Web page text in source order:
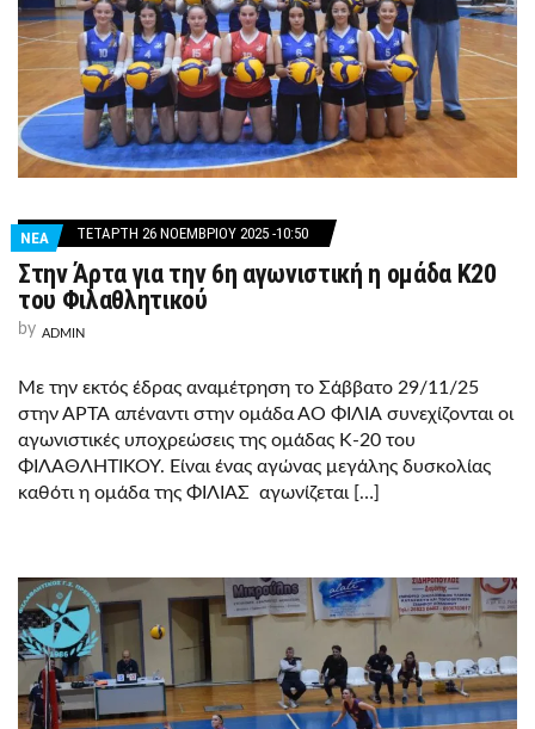
ΝΕΑ ΤΕΤΆΡΤΗ 26 ΝΟΕΜΒΡΊΟΥ 2025 -10:50
Στην Άρτα για την 6η αγωνιστική η ομάδα Κ20
του Φιλαθλητικού
by ADMIN
Με την εκτός έδρας αναμέτρηση το Σάββατο 29/11/25
στην ΑΡΤΑ απέναντι στην ομάδα ΑΟ ΦΙΛΙΑ συνεχίζονται οι
αγωνιστικές υποχρεώσεις της ομάδας Κ-20 του
ΦΙΛΑΘΛΗΤΙΚΟΥ. Είναι ένας αγώνας μεγάλης δυσκολίας
καθότι η ομάδα της ΦΙΛΙΑΣ αγωνίζεται […]